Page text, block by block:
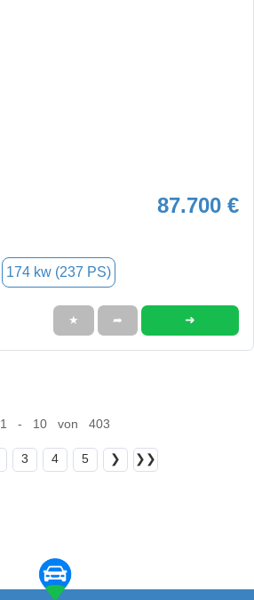
87.700 €
174 kw (237 PS)
★ ➦ ➜
1 - 10 von 403
3 4 5 ❯ ❯❯